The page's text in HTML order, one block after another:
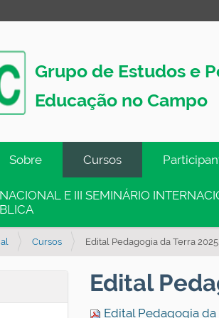
Grupo de Estudos e
Educação no Campo
Sobre Cursos
E III SEMINÁRIO
Cursos Edital Pedagogia da Terra
Edital
Edital Pedagogia da